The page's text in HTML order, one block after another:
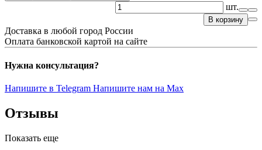
шт.
В корзину
Доставка в любой город России
Оплата банковской картой на сайте
Нужна консультация?
Напишите в Telegram Напишите нам на Max
Отзывы
Показать еще